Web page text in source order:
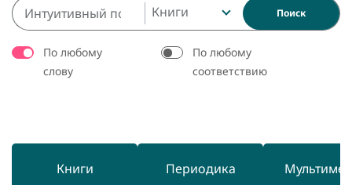
Книги Поиск
По любому
слову
По любому
соответствию
Книги Периодика